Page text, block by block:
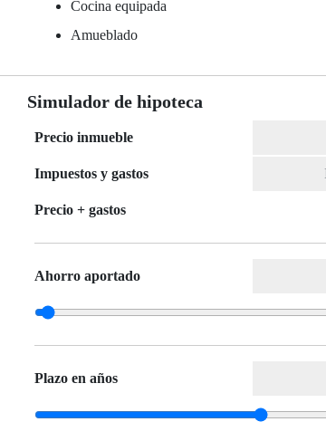
Cocina equipada
Amueblado
Simulador de hipoteca
Precio inmueble
Impuestos y gastos
Precio + gastos
Ahorro aportado
Plazo en años